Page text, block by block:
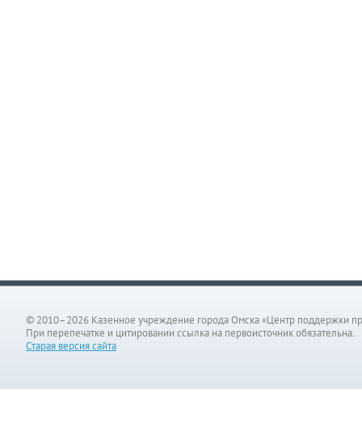
© 2010–2026 Казенное учреждение города Омска «Центр поддержки
При перепечатке и цитировании ссылка на первоисточник обязательна.
Старая версия сайта